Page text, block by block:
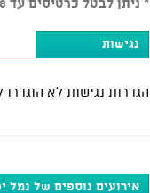
* ניתן לבטל כרטיסים עד 48 שעות לפני מועד המופע בכפוף ל-5% דמי ביטול, לאחר מכן אין ביטולים
נגישות
הגדרות נגישות לא הוגדרו
אירועים נוספים של נמל